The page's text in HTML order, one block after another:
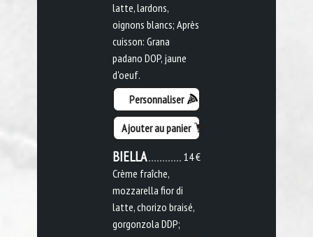
latte, lardons,
oignons blancs; Après
cuisson: Grana
padano DOP, jaune
d'oeuf.
Personnaliser
Ajouter au panier
14 €
BIELLA
Crème fraîche,
mozzarella fior di
latte, chorizo braisé,
gorgonzola DDP;